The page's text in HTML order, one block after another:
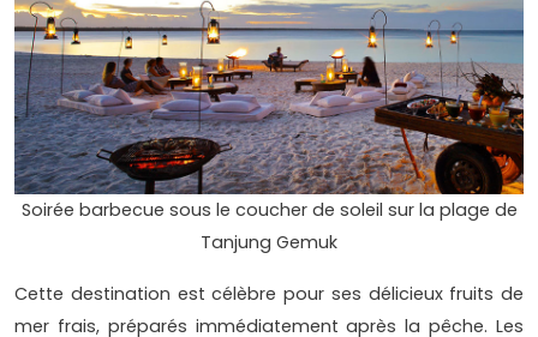
Soirée barbecue sous le coucher de soleil sur la plage de
Tanjung Gemuk
Cette destination est célèbre pour ses délicieux fruits de
mer frais, préparés immédiatement après la pêche. Les